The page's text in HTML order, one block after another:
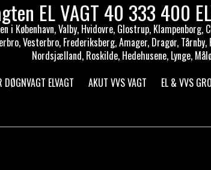
EL VAGT 40 333 400
Valby, Hvidovre, Glostrup,
Vesterbro, Frederiksberg, Amager, Dragør,
Nordsjælland, Roskilde, Hedehusene, Lynge,
DØGNVAGT ELVAGT AKUT VVS VAGT EL & VVS